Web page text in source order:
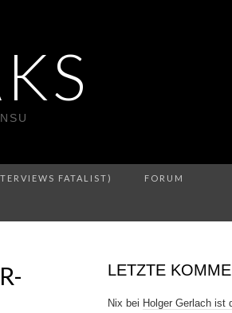
FATALIST) FORUM
LETZTE
Nix bei Holger Gerlach ist